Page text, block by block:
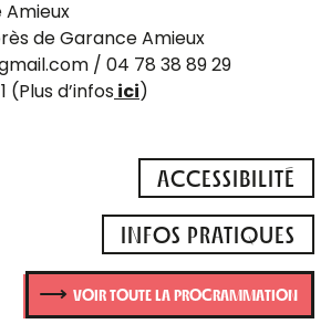
de Garance Amieux
/ 04 78 38 89 29
(Plus d’infosici)
ACCESSIBILITÉ
INFOS PRATIQUES
VOIR TOUTE LA PROGRAMMATION